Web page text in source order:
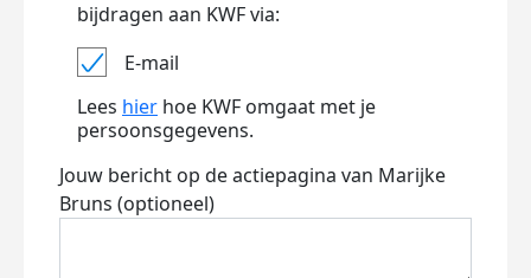
bijdragen aan KWF via:
E-mail
Lees hier hoe KWF omgaat met je
persoonsgegevens.
Jouw bericht op de actiepagina van Marijke
Bruns (optioneel)